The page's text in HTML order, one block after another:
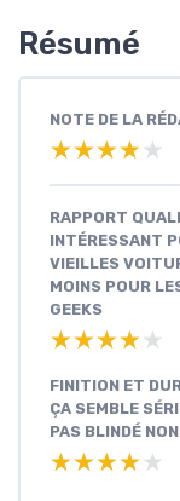
Résumé
NOTE DE LA
★★★★★
★★★★★
RAPPORT
INTÉRESSANT
VIEILLES
MOINS POUR
GEEKS
★★★★★
★★★★★
FINITION ET
ÇA SEMBLE
PAS BLINDÉ
★★★★★
★★★★★